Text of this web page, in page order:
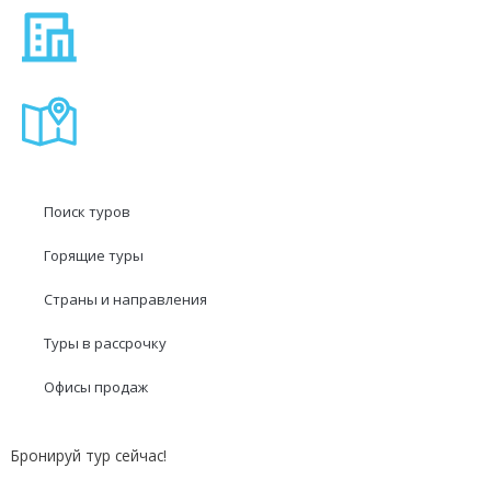
Поиск туров
Горящие туры
Страны и направления
Туры в рассрочку
Офисы продаж
Бронируй тур сейчас!